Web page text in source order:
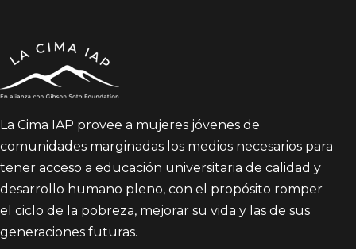
La Cima IAP provee a mujeres jóvenes de
comunidades marginadas los medios necesarios para
tener acceso a educación universitaria de calidad y
desarrollo humano pleno, con el propósito romper
el ciclo de la pobreza, mejorar su vida y las de sus
generaciones futuras.